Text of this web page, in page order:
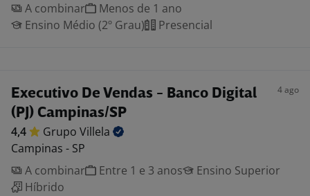
A combinar
Menos de 1 ano
Ensino Médio (2º Grau)
Presencial
Executivo De Vendas - Banco Digital
(PJ) Campinas/SP
4 ago
4,4 Grupo Villela
Campinas - SP
A combinar
Entre 1 e 3 anos
Ensino Superior
Híbrido